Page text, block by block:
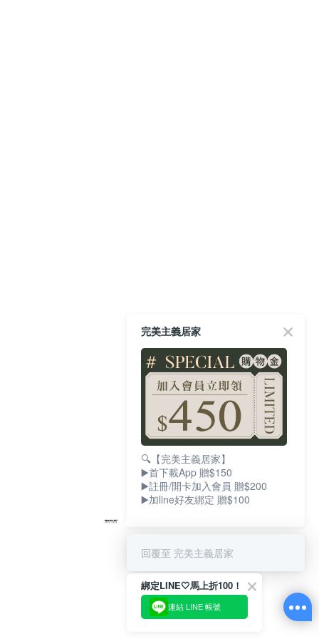
完美主義居家
🔍【完美主義居家】
▶️首下載App 贈$150
▶️註冊/開卡加入會員 贈$200
▶️加line好友綁定 贈$100
回覆至 完美主義居家
綁定LINE🤍馬上折100！
連結 LINE 帳號